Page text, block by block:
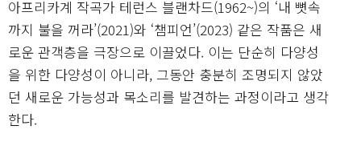
아프리카계 작곡가 테런스 블랜차드(1962~)의 ‘내 뼛속
까지 불을 꺼라’(2021)와 ‘챔피언’(2023) 같은 작품은 새
로운 관객층을 극장으로 이끌었다. 이는 단순히 다양성
을 위한 다양성이 아니라, 그동안 충분히 조명되지 않았
던 새로운 가능성과 목소리를 발견하는 과정이라고 생각
한다.